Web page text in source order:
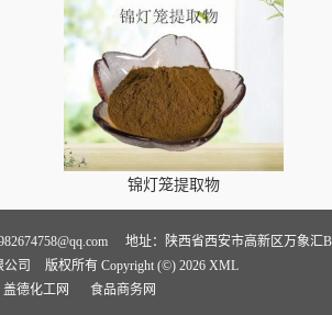
锦灯笼提取物
地址：陕西省西安市高新区万象汇
司
版权所有 Copyright (©) 2026 XML
盖德化工网 食品商务网